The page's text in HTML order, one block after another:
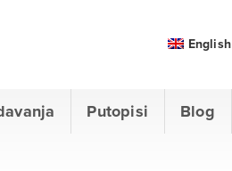
Putopisi Blog
English